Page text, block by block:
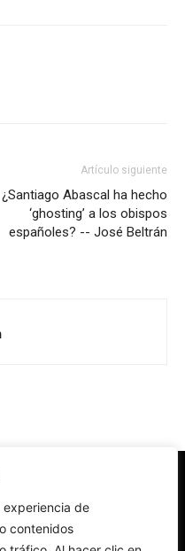
experiencia de
contenidos
Artículo siguiente
¿Santiago Abascal ha hecho
‘ghosting’ a los obispos
españoles? -- José Beltrán
y la sociedad